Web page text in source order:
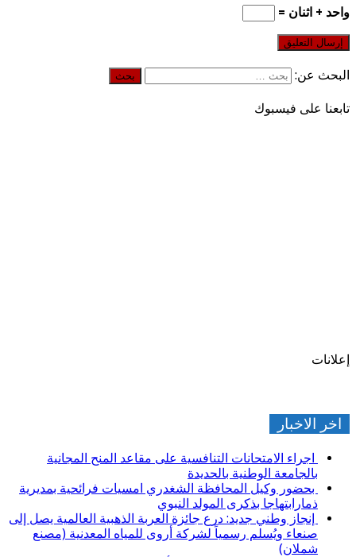
واحد + اثنان =
البحث عن:
تابعنا على فيسبوك
إعلانات
اخر الاخبار
اجراء الامتحانات التنافسية على مقاعد المنح المجانية
بالجامعة الوطنية بالحديدة
بحضور وكيل المحافظة الشغدري امسيات فرائحية بمديرية
ذمارابتهاجا بذكرى المولد النبوي
إنجاز وطني جديد: درع جائزة العربة الذهبية العالمية يصل إلى
صنعاء ويُسلم رسمياً لشركة أروى للمياه المعدنية (مصنع
شملان)